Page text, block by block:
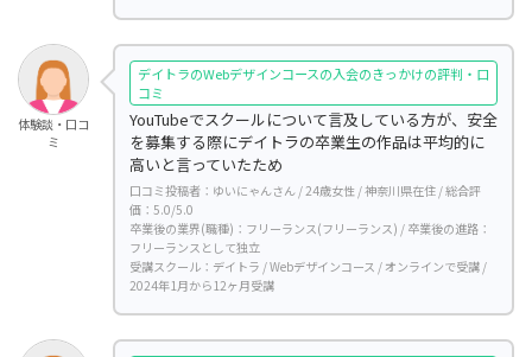
【副業や転職の稼ぎ方も解説】
体験談・口コ
ミ
デイトラのWebデザインコースの入会のきっかけの評判・口
コミ
YouTubeでスクールについて言及している方が、安全
を募集する際にデイトラの卒業生の作品は平均的に
高いと言っていたため
口コミ投稿者：ゆいにゃんさん / 24歳女性 / 神奈川県在住 / 総合評
価：5.0/5.0
卒業後の業界(職種)：フリーランス(フリーランス) / 卒業後の進路：
フリーランスとして独立
受講スクール：デイトラ / Webデザインコース / オンラインで受講 /
2024年1月から12ヶ月受講